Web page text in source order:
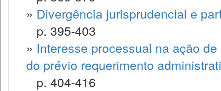
» Divergência jurisprudencial e
p. 395-403
» Interesse processual na ação
do prévio requerimento
p. 404-416